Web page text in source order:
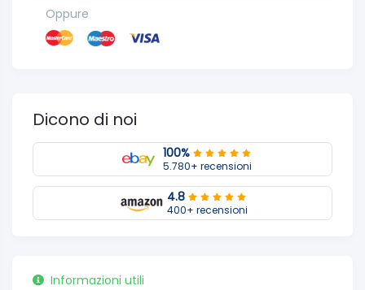
Oppure
Dicono di noi
100%
5.780+ recensioni
4.8
400+ recensioni
Informazioni utili